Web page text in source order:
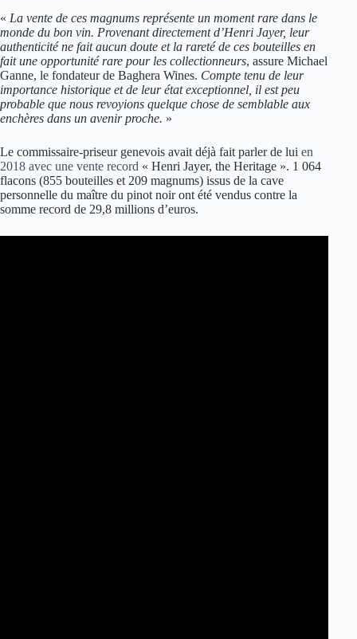
« La vente de ces magnums représente un moment rare dans le
monde du bon vin. Provenant directement d’Henri Jayer, leur
authenticité ne fait aucun doute et la rareté de ces bouteilles en
fait une opportunité rare pour les collectionneurs, assure Michael
Ganne, le fondateur de Baghera Wines. Compte tenu de leur
importance historique et de leur état exceptionnel, il est peu
probable que nous revoyions quelque chose de semblable aux
enchères dans un avenir proche. »
Le commissaire-priseur genevois avait déjà fait parler de lui en
2018 avec une vente record « Henri Jayer, the Heritage ». 1 064
flacons (855 bouteilles et 209 magnums) issus de la cave
personnelle du maître du pinot noir ont été vendus contre la
somme record de 29,8 millions d’euros.